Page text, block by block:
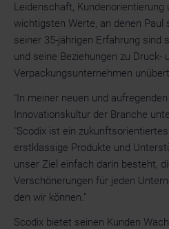
Leidenschaft, Kundenorientierung
wichtigsten Werte, an denen
seiner 35-jährigen Erfahrung sind
und seine Beziehungen zu Druck-
Verpackungsunternehmen
"In meiner neuen und
Innovationskultur der Branche
"Scodix ist ein
erstklassige Produkte und
unser Ziel einfach darin besteht,
Verschönerungen für jeden
den wir können."
Scodix bietet seinen Kunden